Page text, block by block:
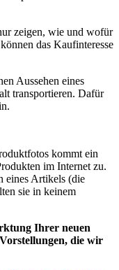
zeigen, wie und wofür
das Kaufinteresse
Aussehen eines
transportieren. Dafür
kommt ein
im Internet zu.
eines Artikels (die
sie in keinem
Ihrer neuen
die wir